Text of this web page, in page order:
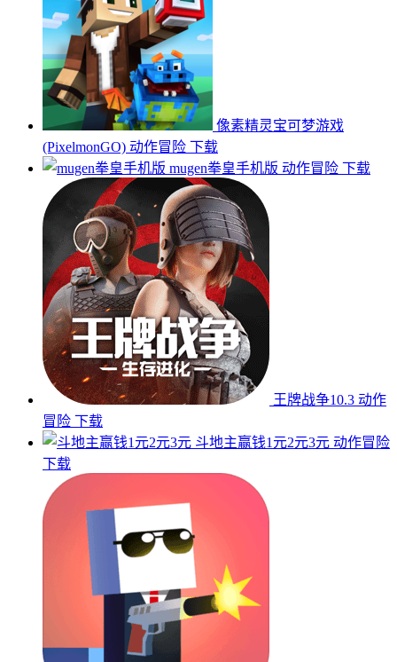
像素精灵宝可梦游戏
(PixelmonGO) 动作冒险 下载
mugen拳皇手机版 动作冒险 下载
王牌战争10.3 动作
冒险 下载
斗地主赢钱1元2元3元 动作冒险
下载